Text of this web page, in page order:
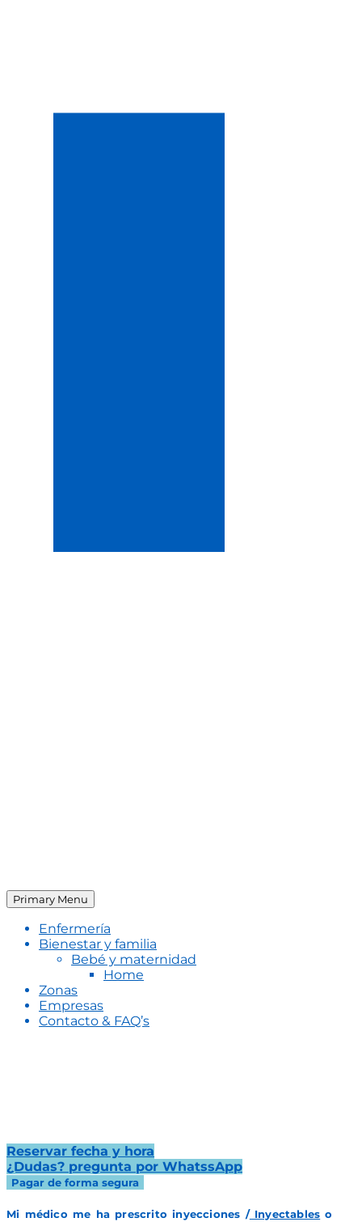
Primary Menu
Enfermería
Bienestar y familia
Bebé y maternidad
Home
Zonas
Empresas
Contacto & FAQ’s
Reservar fecha y hora
¿Dudas? pregunta por WhatssApp
Pagar de forma segura
Mi médico me ha prescrito inyecciones /Inyectables o